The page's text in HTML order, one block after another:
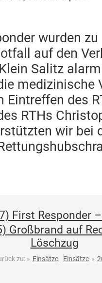
wurden
auf den
Salitz
medizinische
Eintreffen des
RTHs
wir bei
First Responder
Großbrand auf
Löschzug
zu: » Einsätze Einsätze »